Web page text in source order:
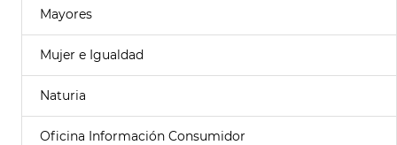
Mayores
Mujer e Igualdad
Naturia
Oficina Información Consumidor